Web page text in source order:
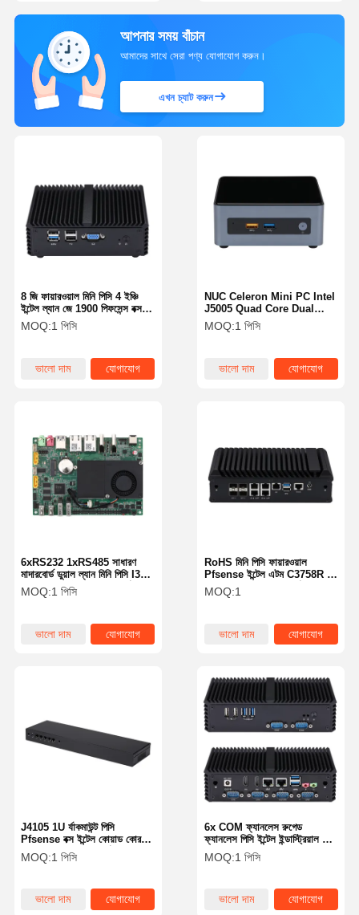
আপনার সময় বাঁচান
আমাদের সাথে সেরা পণ্য যোগাযোগ করুন।
এখন চ্যাট করুন
NUC Celeron Mini PC Intel
J5005 Quad Core Dual
HDMI 4K 4x USB 3.0
MOQ:1 পিসি
ভালো দাম যোগাযোগ
8 জি ফায়ারওয়াল মিনি পিসি 4 ইঞ্চি
ইন্টেল ল্যান জে 1900 পিফসেন্স বক্স
ফ্যানলেস পিফসেন্স মিনি পিসি
MOQ:1 পিসি
ভালো দাম যোগাযোগ
RoHS মিনি পিসি ফায়ারওয়াল
Pfsense ইন্টেল এটম C3758R 5
X 2.5 গিগাবাইট ল্যান পোর্ট RoHS
MOQ:1
ভালো দাম যোগাযোগ
6xRS232 1xRS485 সাধারণ
মাদারবোর্ড ডুয়াল ল্যান মিনি পিসি I3
5005U ইন্ডাস্ট্রিয়াল মাদারবোর্ড
MOQ:1 পিসি
ভালো দাম যোগাযোগ
6x COM ফ্যানলেস রুগেড
ফ্যানলেস পিসি ইন্টেল ইন্ডাস্ট্রিয়াল মিনি
পিসি আই 5 4200 ইউ ডুয়াল ল্যান
MOQ:1 পিসি
ভালো দাম যোগাযোগ
J4105 1U র্যাকমাউন্ট পিসি
Pfsense বক্স ইন্টেল কোয়াড কোর 5
এক্স 2.5GbE ল্যান সার্ভার
MOQ:1 পিসি
ভালো দাম যোগাযোগ